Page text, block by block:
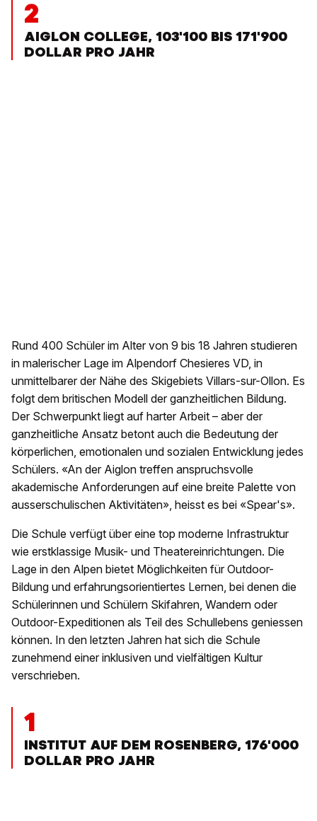
2
AIGLON COLLEGE, 103'100 BIS 171'900
DOLLAR PRO JAHR
Rund 400 Schüler im Alter von 9 bis 18 Jahren studieren
in malerischer Lage im Alpendorf Chesieres VD, in
unmittelbarer der Nähe des Skigebiets Villars-sur-Ollon. Es
folgt dem britischen Modell der ganzheitlichen Bildung.
Der Schwerpunkt liegt auf harter Arbeit – aber der
ganzheitliche Ansatz betont auch die Bedeutung der
körperlichen, emotionalen und sozialen Entwicklung jedes
Schülers. «An der Aiglon treffen anspruchsvolle
akademische Anforderungen auf eine breite Palette von
ausserschulischen Aktivitäten», heisst es bei «Spear's».
Die Schule verfügt über eine top moderne Infrastruktur
wie erstklassige Musik- und Theatereinrichtungen. Die
Lage in den Alpen bietet Möglichkeiten für Outdoor-
Bildung und erfahrungsorientiertes Lernen, bei denen die
Schülerinnen und Schülern Skifahren, Wandern oder
Outdoor-Expeditionen als Teil des Schullebens geniessen
können. In den letzten Jahren hat sich die Schule
zunehmend einer inklusiven und vielfältigen Kultur
verschrieben.
1
INSTITUT AUF DEM ROSENBERG, 176'000
DOLLAR PRO JAHR